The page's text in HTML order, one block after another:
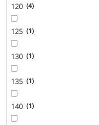
120 4
125 1
130 1
135 1
140 1